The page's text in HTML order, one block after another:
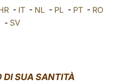
العربيّة - IT - NL - PL - PT - RO
- SV
DI SUA SANTITÀ